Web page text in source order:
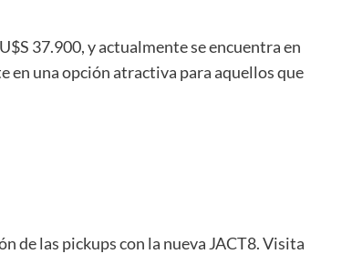
37.900, y actualmente se encuentra en
en una opción atractiva para aquellos que
de las pickups con la nueva JACT8. Visita